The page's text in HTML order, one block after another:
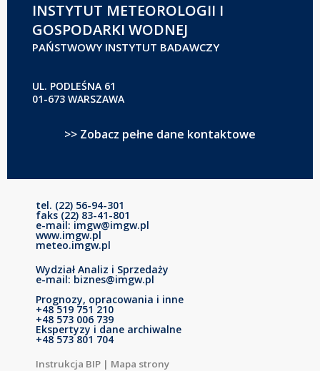
INSTYTUT METEOROLOGII I
GOSPODARKI WODNEJ
PAŃSTWOWY INSTYTUT BADAWCZY
UL. PODLEŚNA 61
01-673 WARSZAWA
>> Zobacz pełne dane kontaktowe
tel. (22) 56-94-301
faks (22) 83-41-801
e-mail: imgw@imgw.pl
www.imgw.pl
meteo.imgw.pl
Wydział Analiz i Sprzedaży
e-mail: biznes@imgw.pl
Prognozy, opracowania i inne
+48 519 751 210
+48 573 006 739
Ekspertyzy i dane archiwalne
+48 573 801 704
Instrukcja BIP | Mapa strony